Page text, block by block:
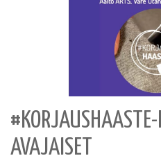
#KORJAUSHAASTE-
AVAJAISET